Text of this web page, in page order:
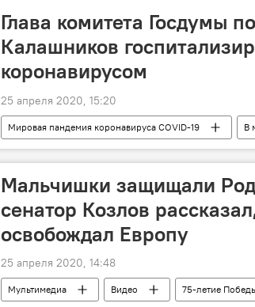
Глава комитета Госдумы
Калашников
коронавирусом
25 апреля 2020, 15:20
Мировая пандемия коронавируса COVID-19 В
Коронавирус - 2021
Мальчишки защищали
сенатор Козлов
освобождал Европу
25 апреля 2020, 14:48
Мультимедиа Видео
75-летие